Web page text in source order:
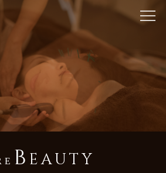
B EAUTY
て